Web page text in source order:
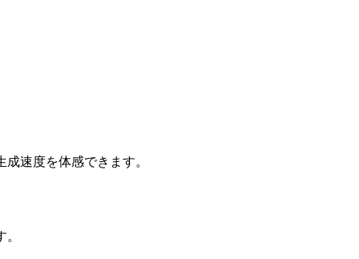
速度を体感できます。